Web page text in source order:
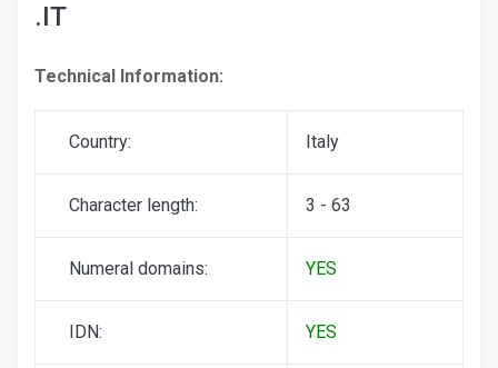
.IT
Technical Information:
Country: Italy
Character length: 3 - 63
Numeral domains: YES
IDN: YES